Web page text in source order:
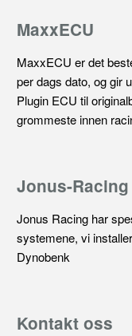
MaxxECU
MaxxECU er det
per dags dato, og gir
Plugin ECU til
grommeste innen
Jonus-Racing
Jonus Racing har
systemene, vi
Dynobenk
Kontakt oss